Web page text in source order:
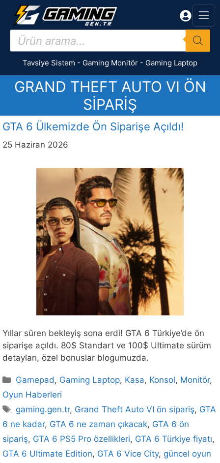
İçeriğe
Products
search
Tavsiye Sistem - Gaming Monitör - Gaming Laptop
GRAND THEFT AUTO VI ÖN
SIPARIŞ
GTA 6 Ülkemizde Ön Siparişe Açıldı!
25 Haziran 2026
Yıllar süren bekleyiş sona erdi! GTA 6 Türkiye’de ön
siparişe açıldı. 80$ Standart ve 100$ Ultimate sürüm
detayları, özel bonuslar blogumuzda.
Kategoriler
Gamepad, Gaming Laptop, Kasa, Konsol, Monitör,
Oyun Haberleri
Etiketler
gaming.gen.tr, Grand Theft Auto VI ön sipariş, GTA
6 ne kadar, GTA 6 ne zaman çıkacak, GTA 6 ön
sipariş, GTA 6 PS5 Pro özellikleri, GTA 6 Türkiye fiyatı,
GTA 6 Ultimate Edition, GTA 6 Vice City, güncel oyun